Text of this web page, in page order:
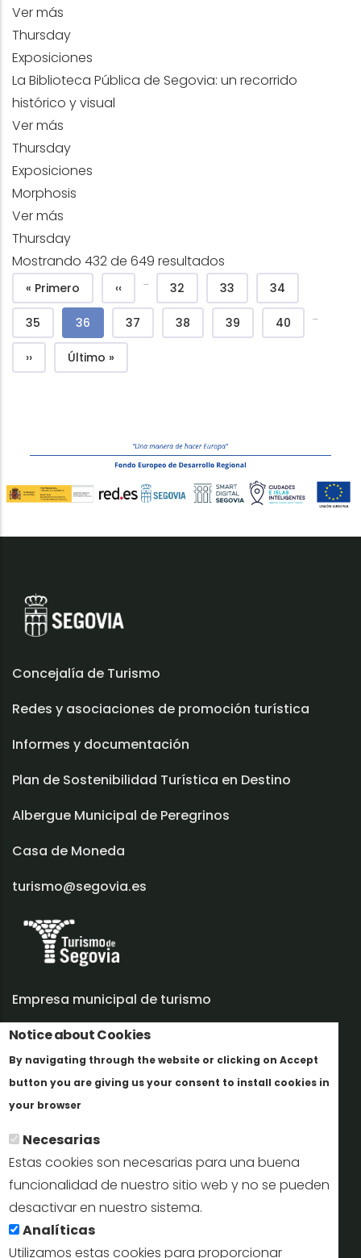
Notice about Cookies
By navigating through the website or clicking on Accept
button you are giving us your consent to install cookies in
your browser
Necesarias
Estas cookies son necesarias para una buena
funcionalidad de nuestro sitio web y no se pueden
desactivar en nuestro sistema.
Analíticas
Utilizamos estas cookies para proporcionar
Ver más
Thursday
Exposiciones
La Biblioteca Pública de Segovia: un recorrido
histórico y visual
Ver más
Thursday
Exposiciones
Morphosis
Ver más
Thursday
Mostrando 432 de 649 resultados
Pagination
First page
« Primero Previous page
‹‹ … Page
32 Page
33 Page
34
Page
35 Current page
36 Page
37 Page
38 Page
39 Page
40 …
Next page
›› Last page
Último »
Concejalía de Turismo
Redes y asociaciones de promoción turística
Informes y documentación
Plan de Sostenibilidad Turística en Destino
Albergue Municipal de Peregrinos
Casa de Moneda
turismo@segovia.es
Empresa municipal de turismo
Trabaja con nosotros
Informes y documentación
Perfil del contratante
Oficinas de Turismo
reservas@turismodesegovia.com
info@turismodesegovia.com